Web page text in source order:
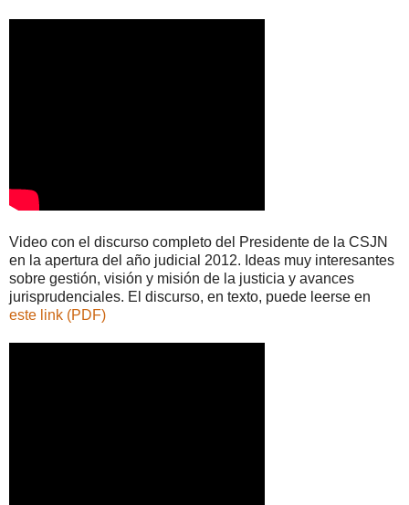
Video con el discurso completo del Presidente de la CSJN
en la apertura del año judicial 2012. Ideas muy interesantes
sobre gestión, visión y misión de la justicia y avances
jurisprudenciales. El discurso, en texto, puede leerse en
este link (PDF)